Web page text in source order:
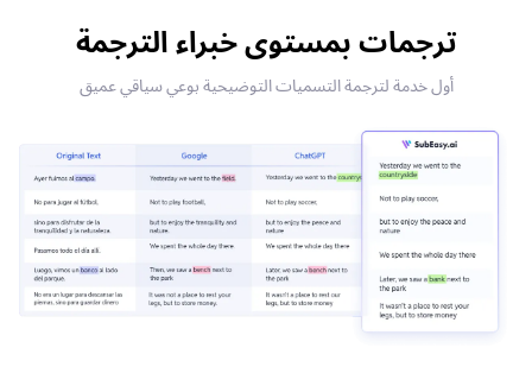
ترجمات بمستوى خبراء الترجمة
أول خدمة لترجمة التسميات التوضيحية بوعي سياقي عميق